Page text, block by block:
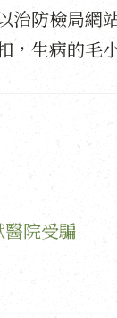
治防檢局網
，生病的毛
院受騙